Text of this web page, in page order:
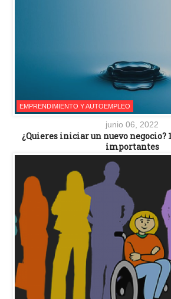
EMPRENDIMIENTO Y AUTOEMPLEO
junio 06, 2022
¿Quieres iniciar un nuevo negocio?
importantes